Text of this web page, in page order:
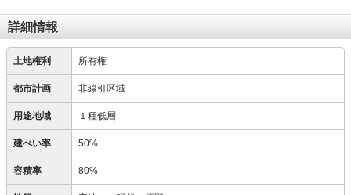
詳細情報
土地権利 所有権
都市計画 非線引区域
用途地域 １種低層
建ぺい率 50%
容積率 80%